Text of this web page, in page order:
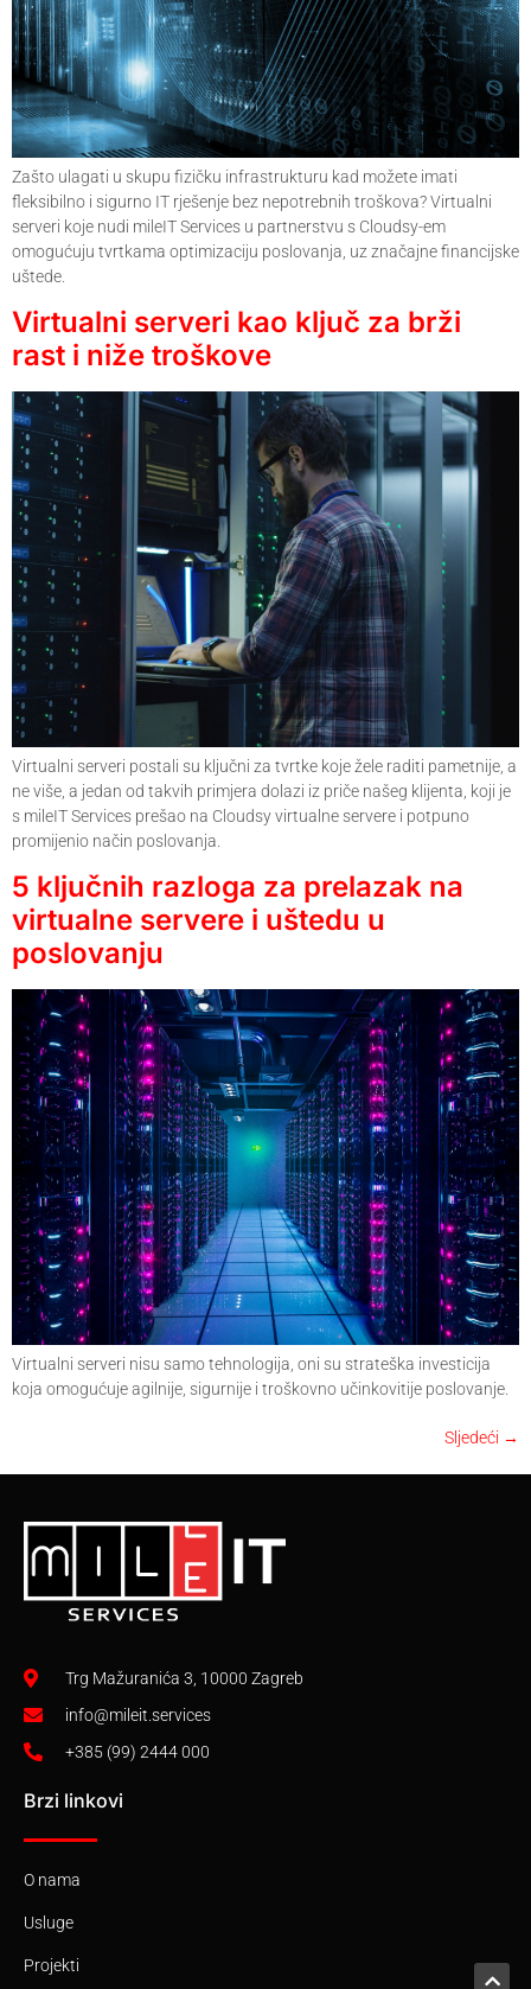
Zašto ulagati u skupu fizičku infrastrukturu kad možete imati
fleksibilno i sigurno IT rješenje bez nepotrebnih troškova? Virtualni
serveri koje nudi mileIT Services u partnerstvu s Cloudsy-em
omogućuju tvrtkama optimizaciju poslovanja, uz značajne financijske
uštede.
Virtualni serveri kao ključ za brži
rast i niže troškove
Virtualni serveri postali su ključni za tvrtke koje žele raditi pametnije, a
ne više, a jedan od takvih primjera dolazi iz priče našeg klijenta, koji je
s mileIT Services prešao na Cloudsy virtualne servere i potpuno
promijenio način poslovanja.
5 ključnih razloga za prelazak na
virtualne servere i uštedu u
poslovanju
Virtualni serveri nisu samo tehnologija, oni su strateška investicija
koja omogućuje agilnije, sigurnije i troškovno učinkovitije poslovanje.
Sljedeći →
Trg Mažuranića 3, 10000 Zagreb
info@mileit.services
+385 (99) 2444 000
Brzi linkovi
O nama
Usluge
Projekti